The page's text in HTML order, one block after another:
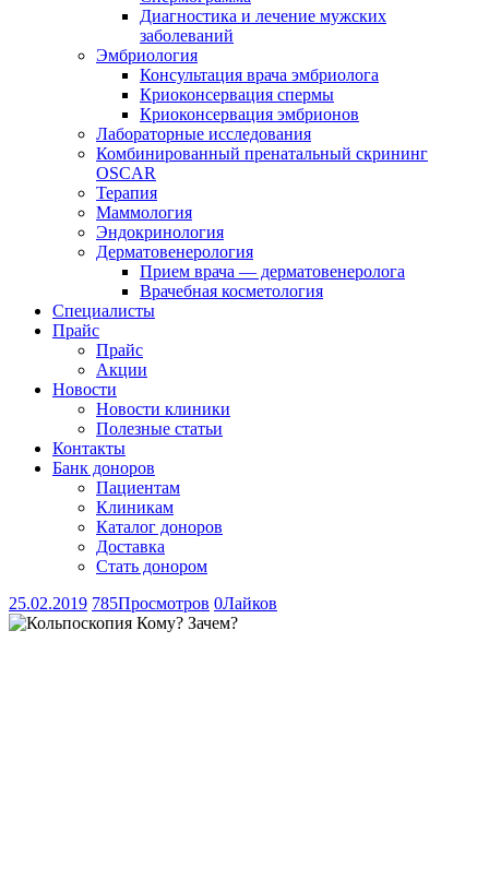
Диагностика и лечение мужских
заболеваний
Эмбриология
Консультация врача эмбриолога
Криоконсервация спермы
Криоконсервация эмбрионов
Лабораторные исследования
Комбинированный пренатальный скрининг
OSCAR
Терапия
Маммология
Эндокринология
Дерматовенерология
Прием врача — дерматовенеролога
Врачебная косметология
Специалисты
Прайс
Прайс
Акции
Новости
Новости клиники
Полезные статьи
Контакты
Банк доноров
Пациентам
Клиникам
Каталог доноров
Доставка
Стать донором
25.02.2019 785Просмотров 0Лайков